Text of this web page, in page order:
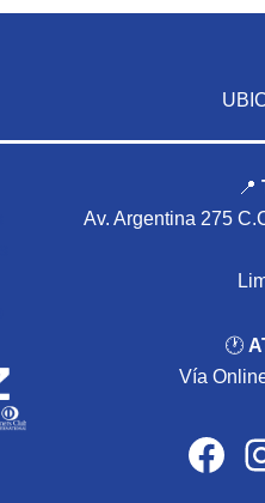
📍
Av. Argentina 275
🕐
Vía
Facebook